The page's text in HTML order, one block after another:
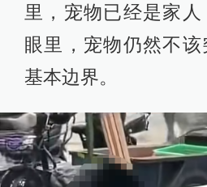
里，宠物已经是家人
眼里，宠物仍然不
基本边界。